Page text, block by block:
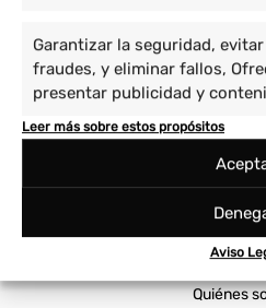
Garantizar la seguridad,
fraudes, y eliminar fallos,
presentar publicidad y
Leer más sobre estos propósitos
Aviso
Empoderamiento de la mujer
Immersión cultural
Medio ambiente y animales
Por qué
Quiénes